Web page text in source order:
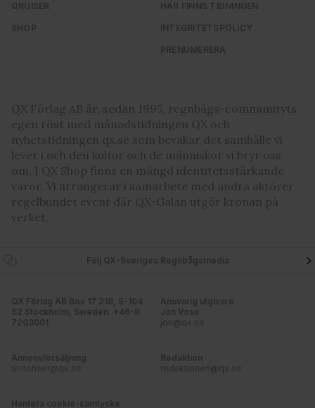
QRUISER
SHOP
HÄR FINNS TIDNINGEN
INTEGRITETSPOLICY
PRENUMERERA
QX Förlag AB är, sedan 1995, regnbågs-communityts
egen röst med månadstidningen QX och
nyhetstidningen qx.se som bevakar det samhälle vi
lever i och den kultur och de människor vi bryr oss
om. I QX Shop finns en mängd identitetsstärkande
varor. Vi arrangerar i samarbete med andra aktörer
regelbundet event där QX-Galan utgör kronan på
verket.
Följ QX-Sveriges Regnbågsmedia
QX Förlag AB Box 17 218, S-104
62 Stockholm, Sweden. +46-8
7203001
Ansvarig utgivare
Jon Voss
jon@qx.se
Annonsförsäljning
annonser@qx.se
Redaktion
redaktionen@qx.se
Hantera cookie-samtycke